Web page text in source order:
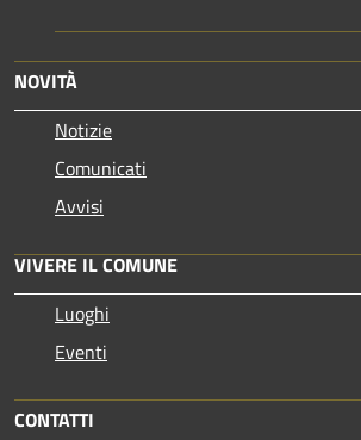
NOVITÀ
Notizie
Comunicati
Avvisi
VIVERE IL COMUNE
Luoghi
Eventi
CONTATTI